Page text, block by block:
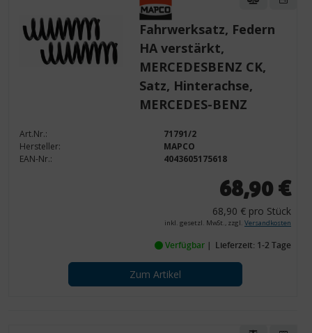
Fahrwerksatz, Federn
HA verstärkt,
MERCEDESBENZ CK,
Satz, Hinterachse,
MERCEDES-BENZ
Art.Nr.:
71791/2
Hersteller:
MAPCO
EAN-Nr.:
4043605175618
68,90 €
68,90 € pro Stück
inkl. gesetzl. MwSt., zzgl. Versandkosten
Verfügbar Lieferzeit: 1-2 Tage
Zum Artikel